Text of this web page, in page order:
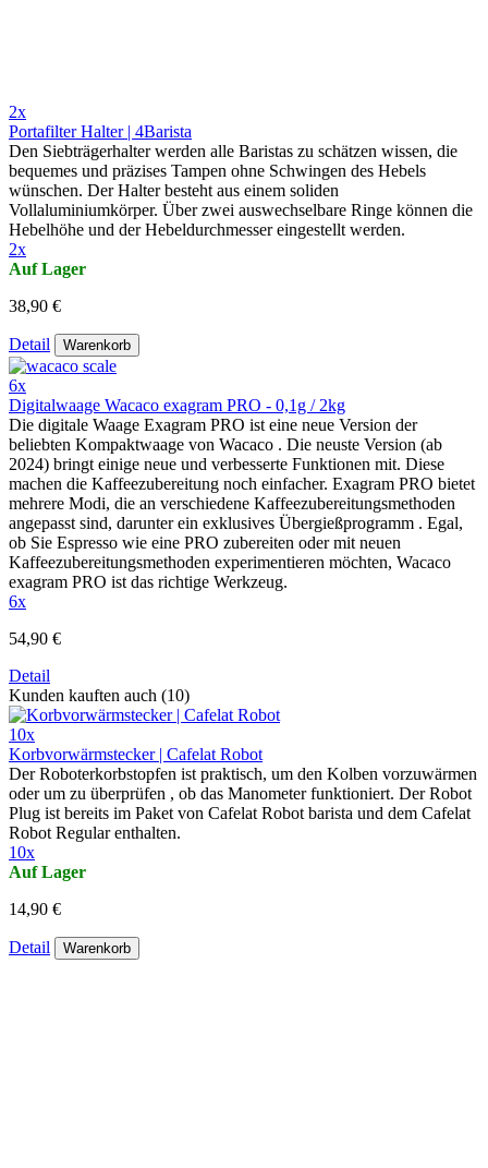
2x
Portafilter Halter | 4Barista
Den Siebträgerhalter werden alle Baristas zu schätzen wissen, die
bequemes und präzises Tampen ohne Schwingen des Hebels
wünschen. Der Halter besteht aus einem soliden
Vollaluminiumkörper. Über zwei auswechselbare Ringe können die
Hebelhöhe und der Hebeldurchmesser eingestellt werden.
2x
Auf Lager
38,90 €
Detail Warenkorb
6x
Digitalwaage Wacaco exagram PRO - 0,1g / 2kg
Die digitale Waage Exagram PRO ist eine neue Version der
beliebten Kompaktwaage von Wacaco . Die neuste Version (ab
2024) bringt einige neue und verbesserte Funktionen mit. Diese
machen die Kaffeezubereitung noch einfacher. Exagram PRO bietet
mehrere Modi, die an verschiedene Kaffeezubereitungsmethoden
angepasst sind, darunter ein exklusives Übergießprogramm . Egal,
ob Sie Espresso wie eine PRO zubereiten oder mit neuen
Kaffeezubereitungsmethoden experimentieren möchten, Wacaco
exagram PRO ist das richtige Werkzeug.
6x
54,90 €
Detail
Kunden kauften auch (10)
10x
Korbvorwärmstecker | Cafelat Robot
Der Roboterkorbstopfen ist praktisch, um den Kolben vorzuwärmen
oder um zu überprüfen , ob das Manometer funktioniert. Der Robot
Plug ist bereits im Paket von Cafelat Robot barista und dem Cafelat
Robot Regular enthalten.
10x
Auf Lager
14,90 €
Detail Warenkorb